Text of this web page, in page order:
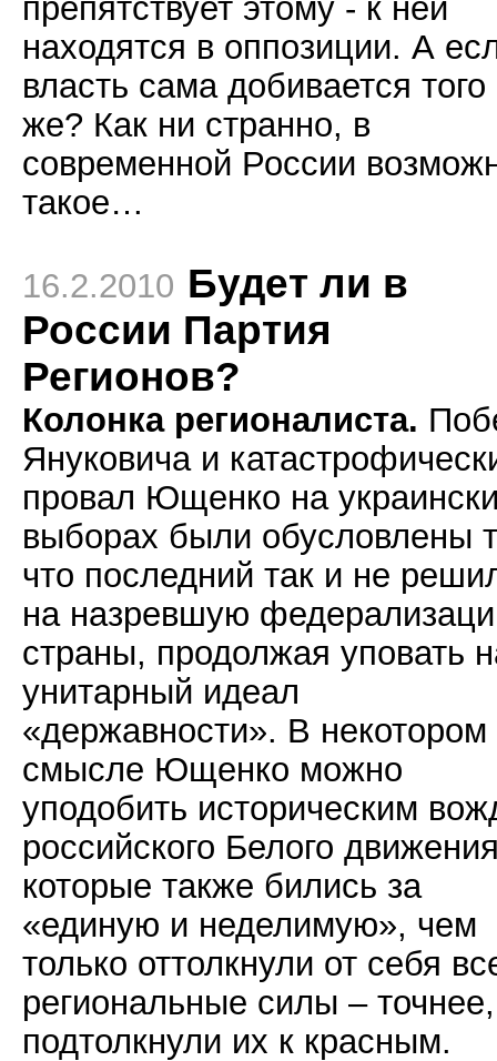
находятся в оппозиции. А
власть сама добивается того
же? Как ни странно, в
современной России
такое…
16.2.2010 Будет ли в
России Партия
Регионов?
Колонка регионалиста.
Януковича и
провал Ющенко на
выборах были обусловлены
что последний так и не
на назревшую
страны, продолжая уповать
унитарный идеал
«державности». В некотором
смысле Ющенко можно
уподобить историческим
российского Белого
которые также бились за
«единую и неделимую», чем
только оттолкнули от себя
региональные силы – точнее,
подтолкнули их к красным.